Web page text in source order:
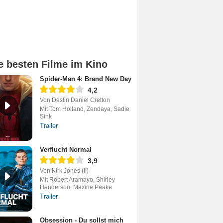
besten Filme im Kino
Spider-Man 4: Brand New Day
4,2
Von Destin Daniel Cretton
Mit Tom Holland, Zendaya, Sadie
Sink
Trailer
Verflucht Normal
3,9
Von Kirk Jones (II)
Mit Robert Aramayo, Shirley
Henderson, Maxine Peake
Trailer
Obsession - Du sollst mich